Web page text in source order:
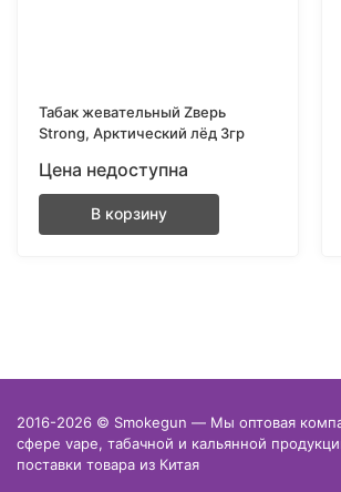
Табак жевательный Zверь
Strong, Арктический лёд 3гр
Цена недоступна
В корзину
2016-2026 © Smokegun — Мы оптовая
сфере vape, табачной и кальянной
поставки товара из Китая